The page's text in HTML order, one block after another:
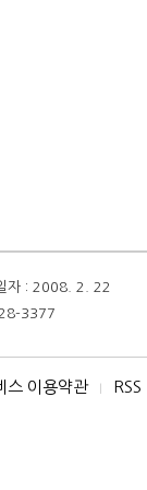
자 : 2008. 2. 22
3377
스 이용약관 I RSS